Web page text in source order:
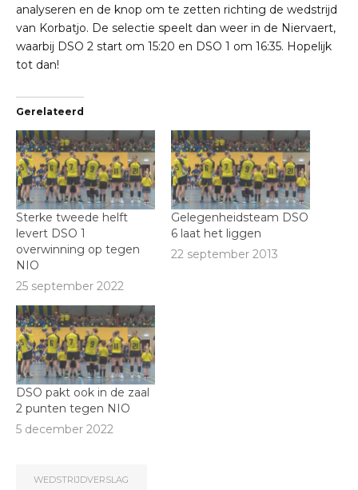
analyseren en de knop om te zetten richting de wedstrijd
van Korbatjo. De selectie speelt dan weer in de Niervaert,
waarbij DSO 2 start om 15:20 en DSO 1 om 16:35. Hopelijk
tot dan!
Gerelateerd
Sterke tweede helft
levert DSO 1
overwinning op tegen
NIO
25 september 2022
Gelegenheidsteam DSO
6 laat het liggen
22 september 2013
DSO pakt ook in de zaal
2 punten tegen NIO
5 december 2022
WEDSTRIJDVERSLAG